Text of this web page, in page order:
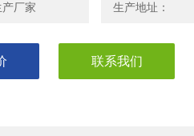
厂家 生产地址：
联系我们